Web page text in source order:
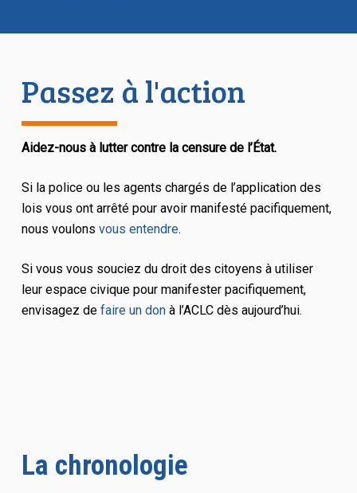
Passez à l'action
Aidez-nous à lutter contre la censure de l’État.
Si la police ou les agents chargés de l’application des
lois vous ont arrêté pour avoir manifesté pacifiquement,
nous voulonsvous entendre.
Si vous vous souciez du droit des citoyens à utiliser
leur espace civique pour manifester pacifiquement,
envisagez defaire un don à l’ACLC dès aujourd’hui.
La chronologie